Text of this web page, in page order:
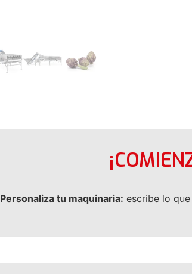
Personaliza tu maquinaria: escribe lo